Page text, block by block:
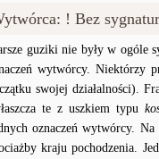
! Bez
guziki nie były w ogóle
wytwórcy. Niektórzy
swojej działalności).
te z uszkiem typu
oznaczeń wytwórcy.
kraju pochodzenia.